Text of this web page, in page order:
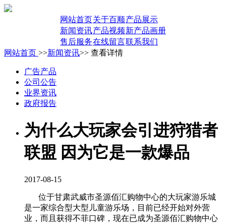
网站首页关于百顺产品展示
新闻资讯产品视频新产品画册
售后服务在线留言联系我们
网站首页 >>新闻资讯>> 查看详情
广告产品
公司公告
业界资讯
政府报告
为什么大玩家会引进狩猎者
联盟 因为它是一款爆品
2017-08-15
位于甘肃武威市圣源佰汇购物中心的大玩家游乐城
是一家综合型大型儿童游乐场，目前已经开始对外营
业，而且获得不菲口碑，现在已成为圣源佰汇购物中心